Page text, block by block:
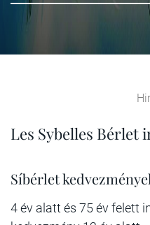
Les Sybelles Bérlet
Síbérlet
4 év alatt és 75 év felett